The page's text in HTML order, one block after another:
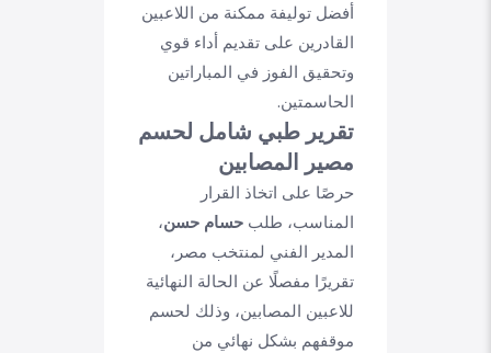
أفضل توليفة ممكنة من اللاعبين
القادرين على تقديم أداء قوي
وتحقيق الفوز في المباراتين
الحاسمتين.
تقرير طبي شامل لحسم
مصير المصابين
حرصًا على اتخاذ القرار
المناسب، طلب حسام حسن،
المدير الفني لمنتخب مصر،
تقريرًا مفصلًا عن الحالة النهائية
للاعبين المصابين، وذلك لحسم
موقفهم بشكل نهائي من